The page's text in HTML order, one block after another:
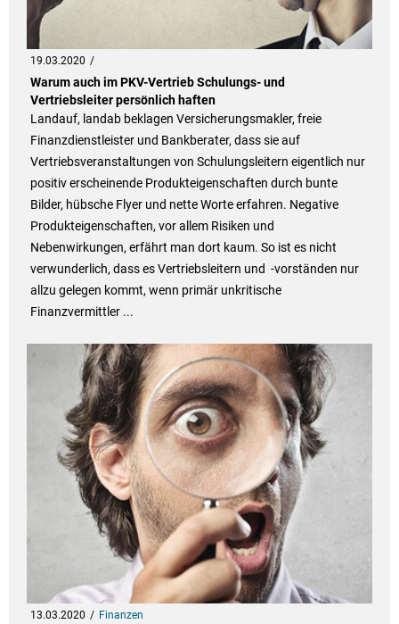
19.03.2020
Warum auch im PKV-Vertrieb Schulungs- und
Vertriebsleiter persönlich haften
Landauf, landab beklagen Versicherungsmakler, freie
Finanzdienstleister und Bankberater, dass sie auf
Vertriebsveranstaltungen von Schulungsleitern eigentlich nur
positiv erscheinende Produkteigenschaften durch bunte
Bilder, hübsche Flyer und nette Worte erfahren. Negative
Produkteigenschaften, vor allem Risiken und
Nebenwirkungen, erfährt man dort kaum. So ist es nicht
verwunderlich, dass es Vertriebsleitern und -vorständen nur
allzu gelegen kommt, wenn primär unkritische
Finanzvermittler ...
13.03.2020 Finanzen